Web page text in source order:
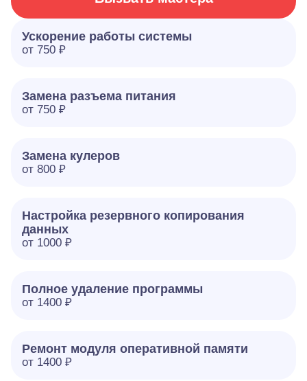
Ускорение работы системы
от 750 ₽
Замена разъема питания
от 750 ₽
Замена кулеров
от 800 ₽
Настройка резервного копирования
данных
от 1000 ₽
Полное удаление программы
от 1400 ₽
Ремонт модуля оперативной памяти
от 1400 ₽